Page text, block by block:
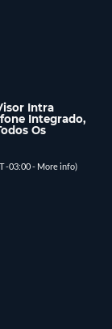
Intra
Integrado,
Os
-03:00 - More info)